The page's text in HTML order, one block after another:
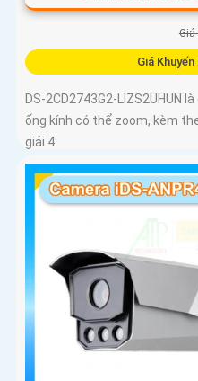
Giá
Giá Khuyến
DS-2CD2743G2-LIZS2UHUN
ống kính có thể zoom, kèm
giải 4